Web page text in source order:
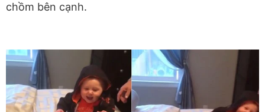
chồm bên cạnh.